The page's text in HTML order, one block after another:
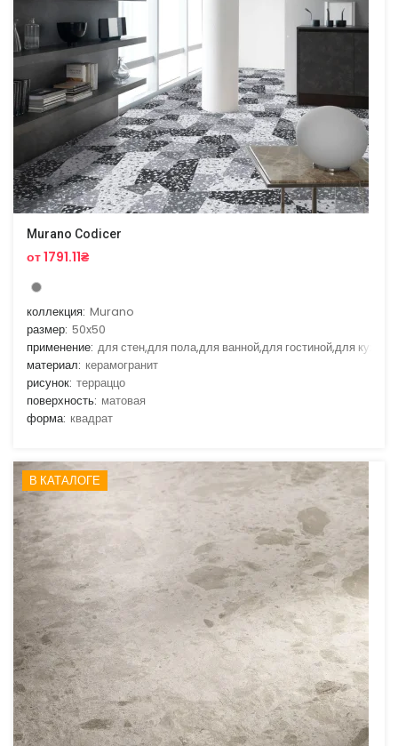
Murano Codicer
от 1791.11₴
коллекция: Murano
размер: 50x50
применение: для стен,для пола,для ванной,для гостиной,для кухни
материал: керамогранит
рисунок: терраццо
поверхность: матовая
форма: квадрат
В КАТАЛОГЕ